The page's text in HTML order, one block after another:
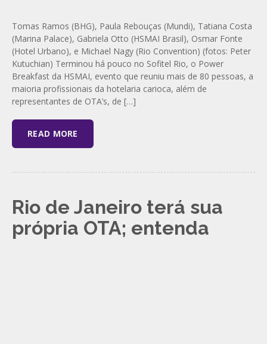
Tomas Ramos (BHG), Paula Rebouças (Mundi), Tatiana Costa
(Marina Palace), Gabriela Otto (HSMAI Brasil), Osmar Fonte
(Hotel Urbano), e Michael Nagy (Rio Convention) (fotos: Peter
Kutuchian) Terminou há pouco no Sofitel Rio, o Power
Breakfast da HSMAI, evento que reuniu mais de 80 pessoas, a
maioria profissionais da hotelaria carioca, além de
representantes de OTA’s, de […]
READ MORE
Rio de Janeiro terá sua
própria OTA; entenda